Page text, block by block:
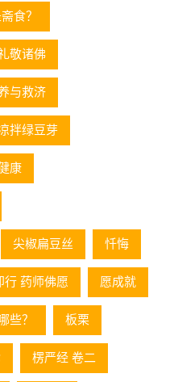
食？
敬诸佛
与救济
拌绿豆芽
康
尖椒扁豆丝 忏悔
行 药师佛愿 愿成就
些？ 板栗
楞严经 卷二